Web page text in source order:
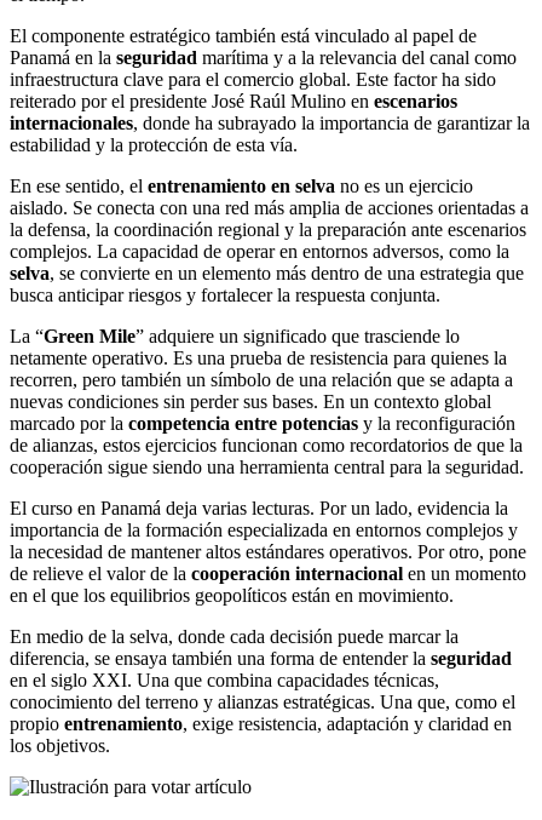
El componente estratégico también está vinculado al papel de
Panamá en la seguridad marítima y a la relevancia del canal como
infraestructura clave para el comercio global. Este factor ha sido
reiterado por el presidente José Raúl Mulino en escenarios
internacionales, donde ha subrayado la importancia de garantizar la
estabilidad y la protección de esta vía.
En ese sentido, el entrenamiento en selva no es un ejercicio
aislado. Se conecta con una red más amplia de acciones orientadas a
la defensa, la coordinación regional y la preparación ante escenarios
complejos. La capacidad de operar en entornos adversos, como la
selva, se convierte en un elemento más dentro de una estrategia que
busca anticipar riesgos y fortalecer la respuesta conjunta.
La “Green Mile” adquiere un significado que trasciende lo
netamente operativo. Es una prueba de resistencia para quienes la
recorren, pero también un símbolo de una relación que se adapta a
nuevas condiciones sin perder sus bases. En un contexto global
marcado por la competencia entre potencias y la reconfiguración
de alianzas, estos ejercicios funcionan como recordatorios de que la
cooperación sigue siendo una herramienta central para la seguridad.
El curso en Panamá deja varias lecturas. Por un lado, evidencia la
importancia de la formación especializada en entornos complejos y
la necesidad de mantener altos estándares operativos. Por otro, pone
de relieve el valor de la cooperación internacional en un momento
en el que los equilibrios geopolíticos están en movimiento.
En medio de la selva, donde cada decisión puede marcar la
diferencia, se ensaya también una forma de entender la seguridad
en el siglo XXI. Una que combina capacidades técnicas,
conocimiento del terreno y alianzas estratégicas. Una que, como el
propio entrenamiento, exige resistencia, adaptación y claridad en
los objetivos.